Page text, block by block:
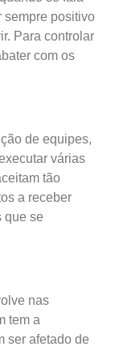
sempre positivo
Para controlar
com os
de equipes,
várias
tão
a receber
que se
nas
tem a
ser afetado de